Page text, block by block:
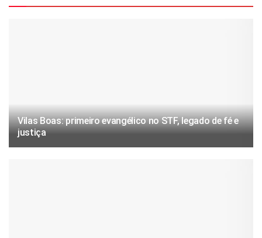
Vilas Boas: primeiro evangélico no STF, legado de fé e
justiça